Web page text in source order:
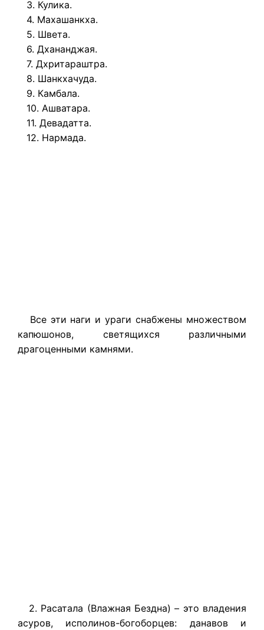
3. Кулика.
4. Махашанкха.
5. Швета.
6. Дхананджая.
7. Дхритараштра.
8. Шанкхачуда.
9. Камбала.
10. Ашватара.
11. Девадатта.
12. Нармада.
Все эти наги и ураги снабжены множеством
капюшонов, светящихся различными
драгоценными камнями.
2. Расатала (Влажная Бездна) – это владения
асуров, исполинов-богоборцев: данавов и